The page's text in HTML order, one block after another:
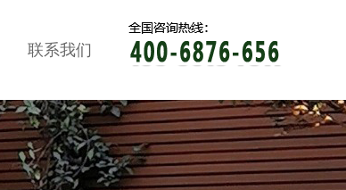
联系我们